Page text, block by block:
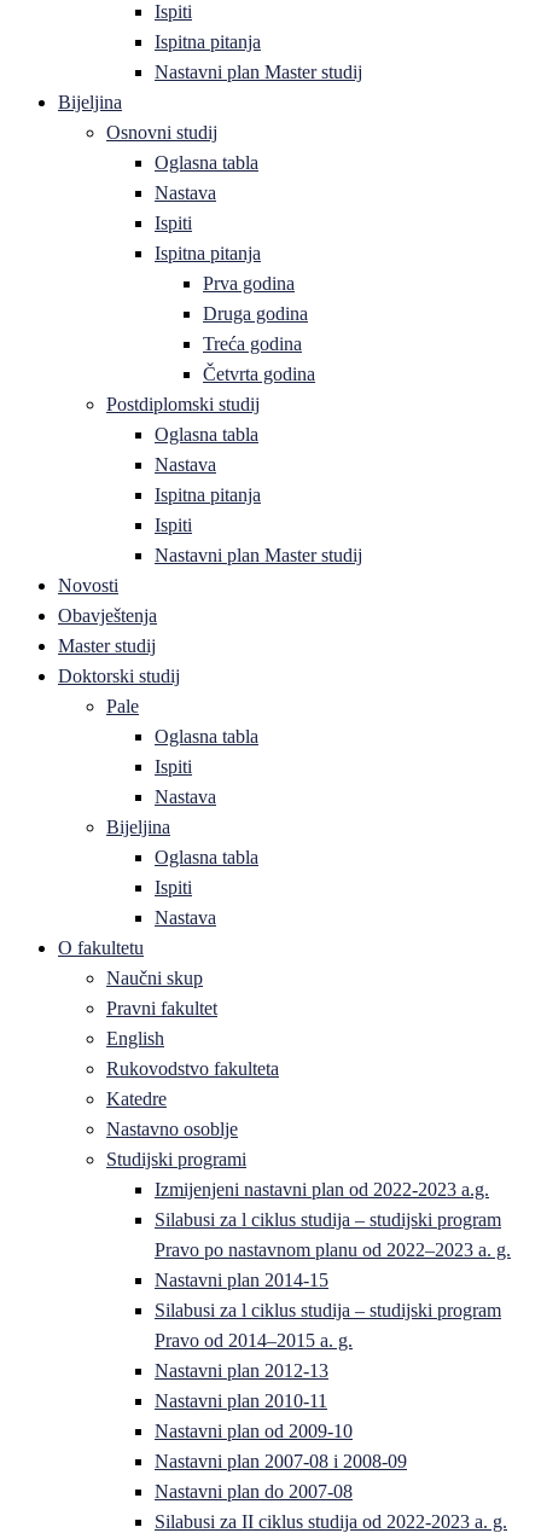
Ispiti
Ispitna pitanja
Nastavni plan Master studij
Bijeljina
Osnovni studij
Oglasna tabla
Nastava
Ispiti
Ispitna pitanja
Prva godina
Druga godina
Treća godina
Četvrta godina
Postdiplomski studij
Oglasna tabla
Nastava
Ispitna pitanja
Ispiti
Nastavni plan Master studij
Novosti
Obavještenja
Master studij
Doktorski studij
Pale
Oglasna tabla
Ispiti
Nastava
Bijeljina
Oglasna tabla
Ispiti
Nastava
O fakultetu
Naučni skup
Pravni fakultet
English
Rukovodstvo fakulteta
Katedre
Nastavno osoblje
Studijski programi
Izmijenjeni nastavni plan od 2022-2023 a.g.
Silabusi za l ciklus studija – studijski program
Pravo po nastavnom planu od 2022–2023 a. g.
Nastavni plan 2014-15
Silabusi za l ciklus studija – studijski program
Pravo od 2014–2015 a. g.
Nastavni plan 2012-13
Nastavni plan 2010-11
Nastavni plan od 2009-10
Nastavni plan 2007-08 i 2008-09
Nastavni plan do 2007-08
Silabusi za II ciklus studija od 2022-2023 a. g.